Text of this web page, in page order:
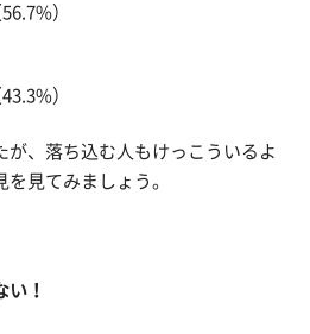
）
）
が、落ち込む人もけっこういるよ
見てみましょう。
！